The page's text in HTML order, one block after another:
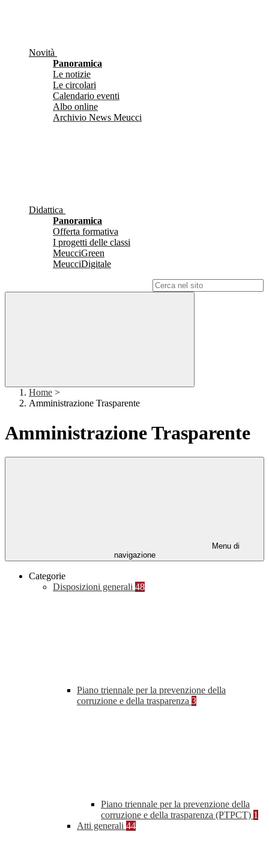
Novità
Panoramica
Le notizie
Le circolari
Calendario eventi
Albo online
Archivio News Meucci
Didattica
Panoramica
Offerta formativa
I progetti delle classi
MeucciGreen
MeucciDigitale
Home >
Amministrazione Trasparente
Amministrazione Trasparente
Menu di
navigazione
Categorie
Disposizioni generali 48
Piano triennale per la prevenzione della
corruzione e della trasparenza 3
Piano triennale per la prevenzione della
corruzione e della trasparenza (PTPCT) 1
Atti generali 44